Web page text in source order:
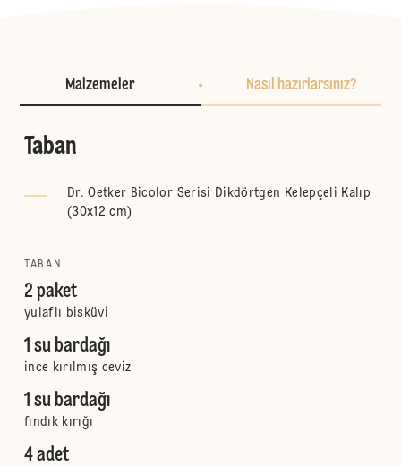
Malzemeler Nasıl hazırlarsınız?
Taban
Dr. Oetker Bicolor Serisi Dikdörtgen Kelepçeli Kalıp
(30x12 cm)
TABAN
2 paket
yulaflı bisküvi
1 su bardağı
ince kırılmış ceviz
1 su bardağı
fındık kırığı
4 adet